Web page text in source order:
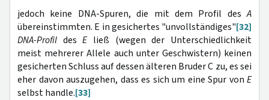
jedoch keine DNA-Spuren, die mit dem Profil desA
übereinstimmten. E in gesichertes "unvollständiges"[32]
DNA-Profil des Eließ (wegen der Unterschiedlichkeit
meist mehrerer Allele auch unter Geschwistern) keinen
gesicherten Schluss auf dessen älteren Bruder C zu, es sei
eher davon auszugehen, dass es sich um eine Spur von E
selbst handle.[33]